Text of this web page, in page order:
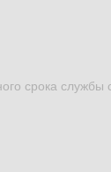
срока службы